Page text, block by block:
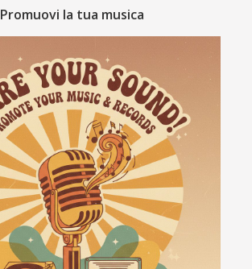
Promuovi la tua musica